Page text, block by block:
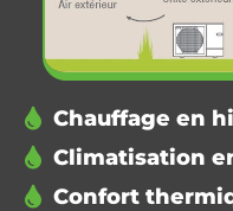
Chauffage en
Climatisation
Confort